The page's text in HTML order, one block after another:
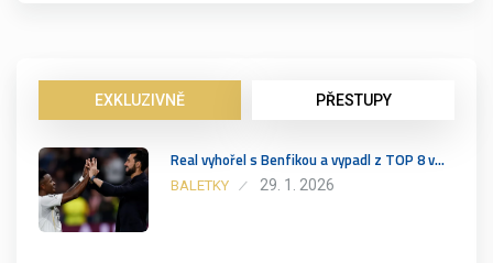
EXKLUZIVNĚ PŘESTUPY
Real vyhořel s Benfikou a vypadl z TOP 8 v…
BALETKY 29. 1. 2026